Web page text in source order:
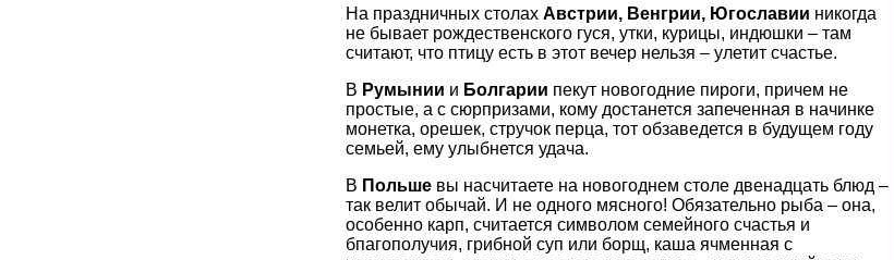
На праздничных столах Австрии, Венгрии, Югославии никогда
не бывает рождественского гуся, утки, курицы, индюшки – там
считают, что птицу есть в этот вечер нельзя – улетит счастье.
В Румынии и Болгарии пекут новогодние пироги, причем не
простые, а с сюрпризами, кому достанется запеченная в начинке
монетка, орешек, стручок перца, тот обзаведется в будущем году
семьей, ему улыбнется удача.
В Польше вы насчитаете на новогоднем столе двенадцать блюд –
так велит обычай. И не одного мясного! Обязательно рыба – она,
особенно карп, считается символом семейного счастья и
бпагополучия, грибной суп или борщ, каша ячменная с